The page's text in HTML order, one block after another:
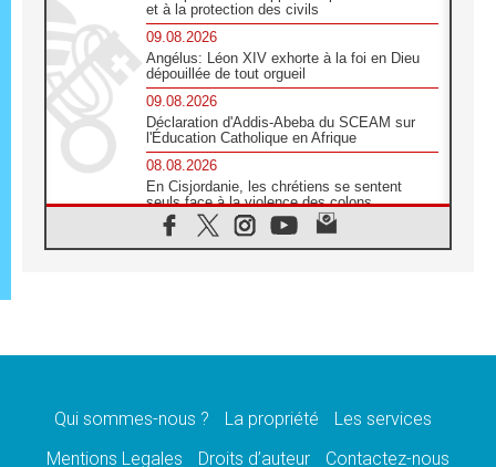
et à la protection des civils
09.08.2026
Angélus: Léon XIV exhorte à la foi en Dieu
dépouillée de tout orgueil
09.08.2026
Déclaration d'Addis-Abeba du SCEAM sur
l'Éducation Catholique en Afrique
08.08.2026
En Cisjordanie, les chrétiens se sentent
seuls face à la violence des colons
08.08.2026
Léon XIV au sanctuaire de Notre Dame du
08.08.2026
08.08.2026
catholiques
Qui sommes-nous ? La propriété
Les services
Mentions Legales
Droits d’auteur Contactez-nous